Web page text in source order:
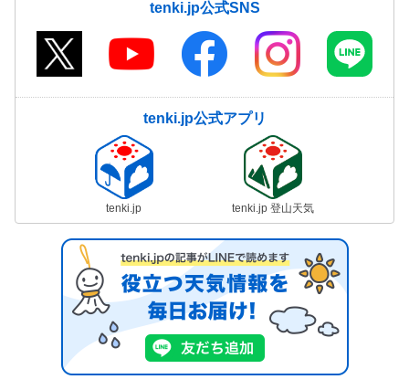
tenki.jp公式SNS
tenki.jp公式アプリ
tenki.jp tenki.jp 登山天気